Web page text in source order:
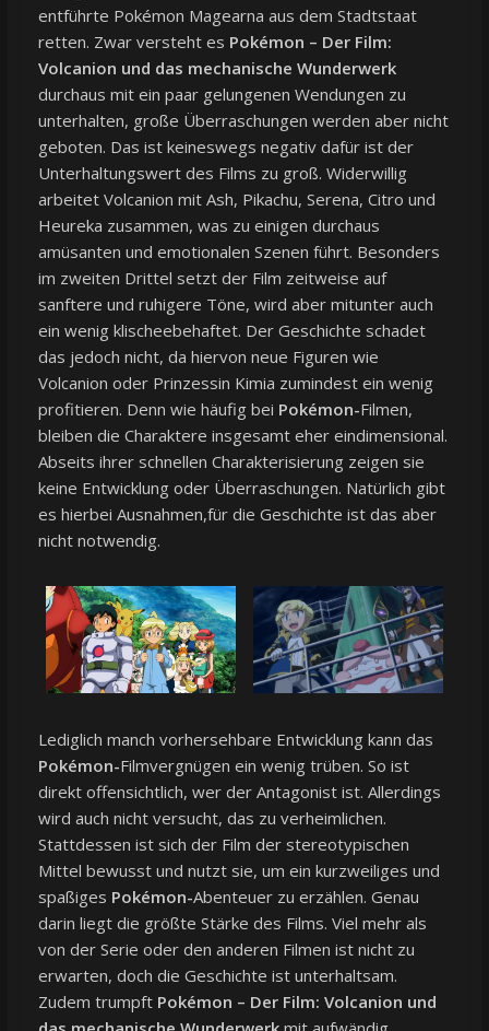
entführte Pokémon Magearna aus dem Stadtstaat
retten. Zwar versteht es Pokémon – Der Film:
Volcanion und das mechanische Wunderwerk
durchaus mit ein paar gelungenen Wendungen zu
unterhalten, große Überraschungen werden aber nicht
geboten. Das ist keineswegs negativ dafür ist der
Unterhaltungswert des Films zu groß. Widerwillig
arbeitet Volcanion mit Ash, Pikachu, Serena, Citro und
Heureka zusammen, was zu einigen durchaus
amüsanten und emotionalen Szenen führt. Besonders
im zweiten Drittel setzt der Film zeitweise auf
sanftere und ruhigere Töne, wird aber mitunter auch
ein wenig klischeebehaftet. Der Geschichte schadet
das jedoch nicht, da hiervon neue Figuren wie
Volcanion oder Prinzessin Kimia zumindest ein wenig
profitieren. Denn wie häufig bei Pokémon-Filmen,
bleiben die Charaktere insgesamt eher eindimensional.
Abseits ihrer schnellen Charakterisierung zeigen sie
keine Entwicklung oder Überraschungen. Natürlich gibt
es hierbei Ausnahmen,für die Geschichte ist das aber
nicht notwendig.
Lediglich manch vorhersehbare Entwicklung kann das
Pokémon-Filmvergnügen ein wenig trüben. So ist
direkt offensichtlich, wer der Antagonist ist. Allerdings
wird auch nicht versucht, das zu verheimlichen.
Stattdessen ist sich der Film der stereotypischen
Mittel bewusst und nutzt sie, um ein kurzweiliges und
spaßiges Pokémon-Abenteuer zu erzählen. Genau
darin liegt die größte Stärke des Films. Viel mehr als
von der Serie oder den anderen Filmen ist nicht zu
erwarten, doch die Geschichte ist unterhaltsam.
Zudem trumpft Pokémon – Der Film: Volcanion und